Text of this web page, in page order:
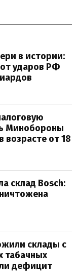
в истории:
ударов РФ
Минобороны
от 18
склад Bosch:
склады с
табачных
ли дефицит